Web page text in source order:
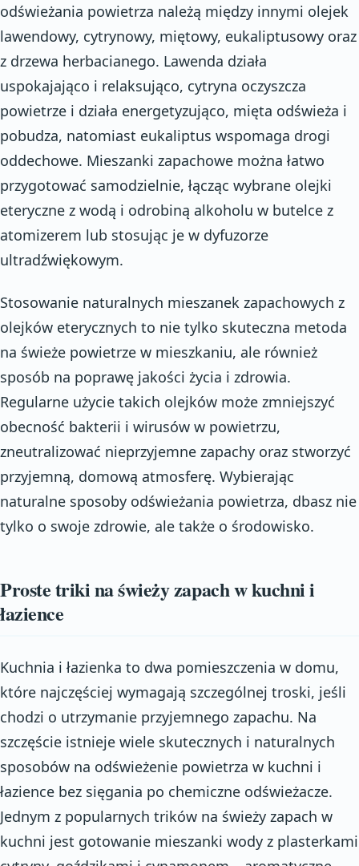
odświeżania powietrza należą między innymi olejek
lawendowy, cytrynowy, miętowy, eukaliptusowy oraz
z drzewa herbacianego. Lawenda działa
uspokajająco i relaksująco, cytryna oczyszcza
powietrze i działa energetyzująco, mięta odświeża i
pobudza, natomiast eukaliptus wspomaga drogi
oddechowe. Mieszanki zapachowe można łatwo
przygotować samodzielnie, łącząc wybrane olejki
eteryczne z wodą i odrobiną alkoholu w butelce z
atomizerem lub stosując je w dyfuzorze
ultradźwiękowym.
Stosowanie naturalnych mieszanek zapachowych z
olejków eterycznych to nie tylko skuteczna metoda
na świeże powietrze w mieszkaniu, ale również
sposób na poprawę jakości życia i zdrowia.
Regularne użycie takich olejków może zmniejszyć
obecność bakterii i wirusów w powietrzu,
zneutralizować nieprzyjemne zapachy oraz stworzyć
przyjemną, domową atmosferę. Wybierając
naturalne sposoby odświeżania powietrza, dbasz nie
tylko o swoje zdrowie, ale także o środowisko.
Proste triki na świeży zapach w kuchni i
łazience
Kuchnia i łazienka to dwa pomieszczenia w domu,
które najczęściej wymagają szczególnej troski, jeśli
chodzi o utrzymanie przyjemnego zapachu. Na
szczęście istnieje wiele skutecznych i naturalnych
sposobów na odświeżenie powietrza w kuchni i
łazience bez sięgania po chemiczne odświeżacze.
Jednym z popularnych trików na świeży zapach w
kuchni jest gotowanie mieszanki wody z plasterkami